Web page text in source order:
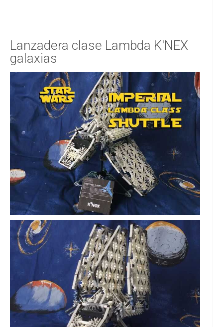
Lanzadera clase Lambda K'NEX
galaxias